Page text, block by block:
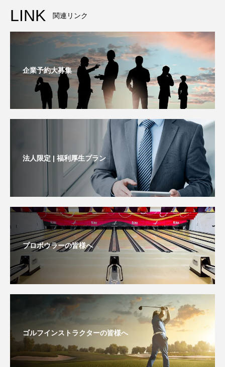
LINK 関連リンク
企業予約大募集
法人限定 | 福利厚生プラン
プロボウラーの皆様へ
ゴルフインストラクターの皆様へ